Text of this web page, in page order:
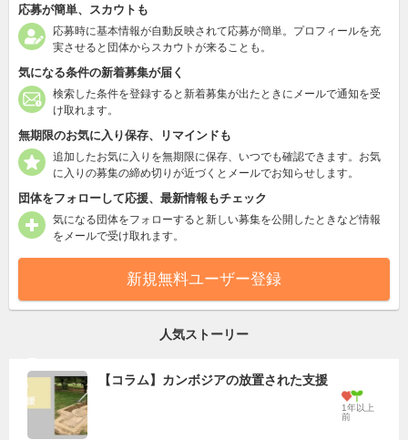
応募が簡単、スカウトも
応募時に基本情報が自動反映されて応募が簡単。プロフィールを充
実させると団体からスカウトが来ることも。
気になる条件の新着募集が届く
検索した条件を登録すると新着募集が出たときにメールで通知を受
け取れます。
無期限のお気に入り保存、リマインドも
追加したお気に入りを無期限に保存、いつでも確認できます。お気
に入りの募集の締め切りが近づくとメールでお知らせします。
団体をフォローして応援、最新情報もチェック
気になる団体をフォローすると新しい募集を公開したときなど情報
をメールで受け取れます。
新規無料ユーザー登録
人気ストーリー
【コラム】カンボジアの放置された支援
1年以上
前